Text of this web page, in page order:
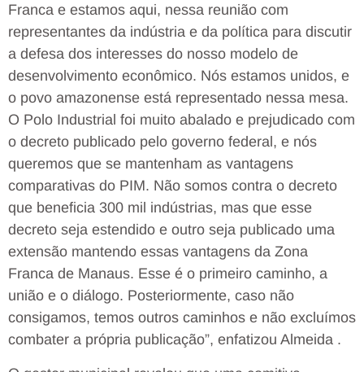
Franca e estamos aqui, nessa reunião com
representantes da indústria e da política para discutir
a defesa dos interesses do nosso modelo de
desenvolvimento econômico. Nós estamos unidos, e
o povo amazonense está representado nessa mesa.
O Polo Industrial foi muito abalado e prejudicado com
o decreto publicado pelo governo federal, e nós
queremos que se mantenham as vantagens
comparativas do PIM. Não somos contra o decreto
que beneficia 300 mil indústrias, mas que esse
decreto seja estendido e outro seja publicado uma
extensão mantendo essas vantagens da Zona
Franca de Manaus. Esse é o primeiro caminho, a
união e o diálogo. Posteriormente, caso não
consigamos, temos outros caminhos e não excluímos
combater a própria publicação”, enfatizou Almeida .